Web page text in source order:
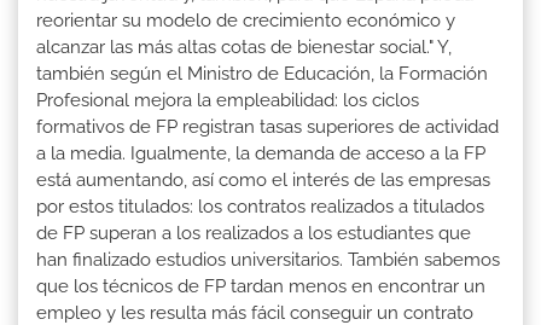
reorientar su modelo de crecimiento económico y
alcanzar las más altas cotas de bienestar social." Y,
también según el Ministro de Educación, la Formación
Profesional mejora la empleabilidad: los ciclos
formativos de FP registran tasas superiores de actividad
a la media. Igualmente, la demanda de acceso a la FP
está aumentando, así como el interés de las empresas
por estos titulados: los contratos realizados a titulados
de FP superan a los realizados a los estudiantes que
han finalizado estudios universitarios. También sabemos
que los técnicos de FP tardan menos en encontrar un
empleo y les resulta más fácil conseguir un contrato